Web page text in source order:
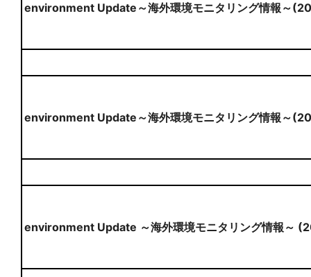
environment Update～海外環境モニタリング情報～
environment Update～海外環境モニタリング情報～
environment Update ～海外環境モニタリング情報～